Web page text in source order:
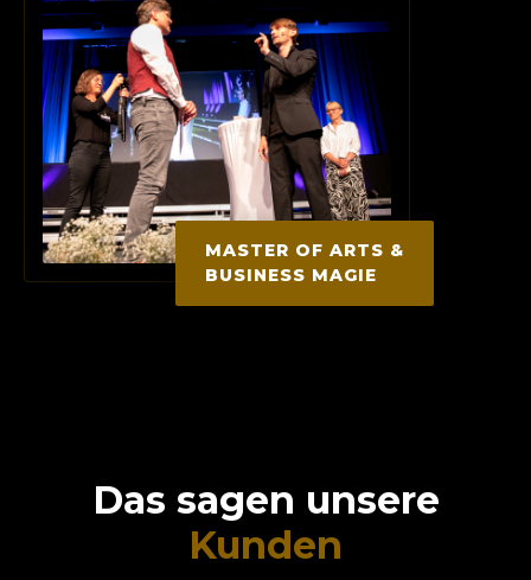
MASTER OF ARTS &
BUSINESS MAGIE
Das sagen unsere
Kunden